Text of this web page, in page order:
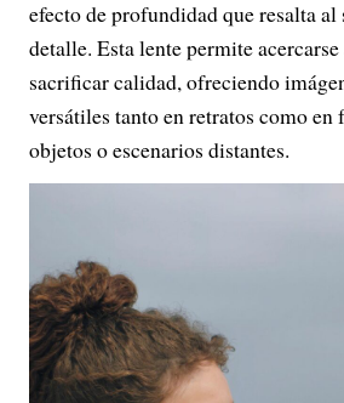
efecto de profundidad que resalta
detalle. Esta lente permite acercarse
sacrificar calidad, ofreciendo
versátiles tanto en retratos como en
objetos o escenarios distantes.